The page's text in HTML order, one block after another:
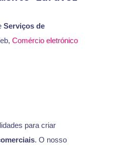
Serviços de
Comércio eletrónico
para criar
. O nosso